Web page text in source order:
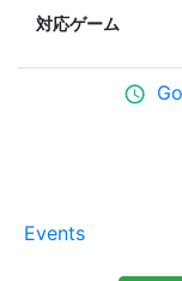
対応ゲーム
schedule
Events